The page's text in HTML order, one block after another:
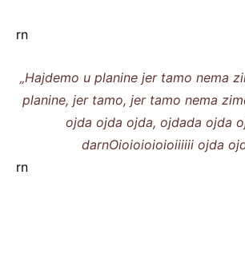
rn
„Hajdemo u planine jer tamo nema
planine, jer tamo, jer tamo nema
ojda ojda ojda, ojdada ojda
darnOioioioioioiiiiii ojda
rn